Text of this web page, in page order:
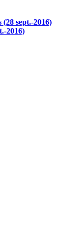
sept.-2016)
2016)